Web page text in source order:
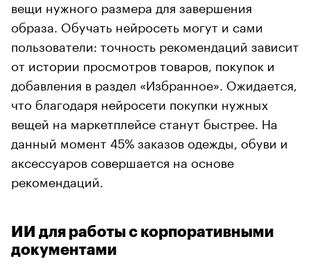
вещи нужного размера для завершения
образа. Обучать нейросеть могут и сами
пользователи: точность рекомендаций зависит
от истории просмотров товаров, покупок и
добавления в раздел «Избранное». Ожидается,
что благодаря нейросети покупки нужных
вещей на маркетплейсе станут быстрее. На
данный момент 45% заказов одежды, обуви и
аксессуаров совершается на основе
рекомендаций.
ИИ для работы с корпоративными
документами